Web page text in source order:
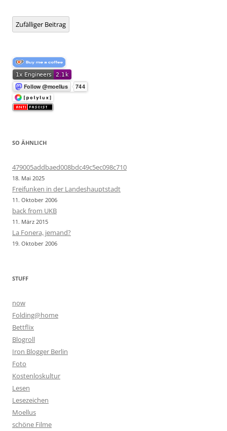
Zufälliger Beitrag
SO ÄHNLICH
479005addbaed008bdc49c5ec098c710
18. Mai 2025
Freifunken in der Landeshauptstadt
11. Oktober 2006
back from UKB
11. März 2015
La Fonera, jemand?
19. Oktober 2006
STUFF
now
Folding@home
Bettflix
Blogroll
Iron Blogger Berlin
Foto
Kostenloskultur
Lesen
Lesezeichen
Moellus
schöne Filme